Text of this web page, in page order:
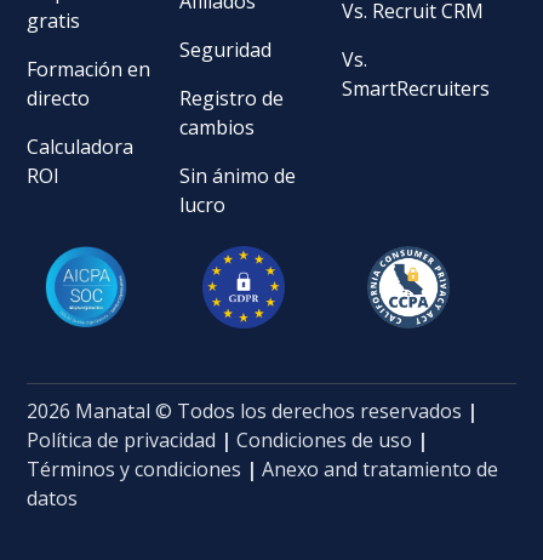
gratis
Formación en
directo
Calculadora
ROI
Seguridad
Registro de
cambios
Sin ánimo de
lucro
Vs. Recruit CRM
Vs.
SmartRecruiters
2026 Manatal © Todos los derechos reservados |
Política de privacidad |Condiciones de uso |
Términos y condiciones | Anexo and tratamiento de
datos